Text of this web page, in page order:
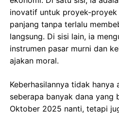
inovatif untuk proyek-
panjang tanpa terlalu
langsung. Di sisi lain, ia
instrumen pasar murni dan
ajakan moral.
Keberhasilannya tidak hanya
seberapa banyak dana yang
Oktober 2025 nanti, tetapi